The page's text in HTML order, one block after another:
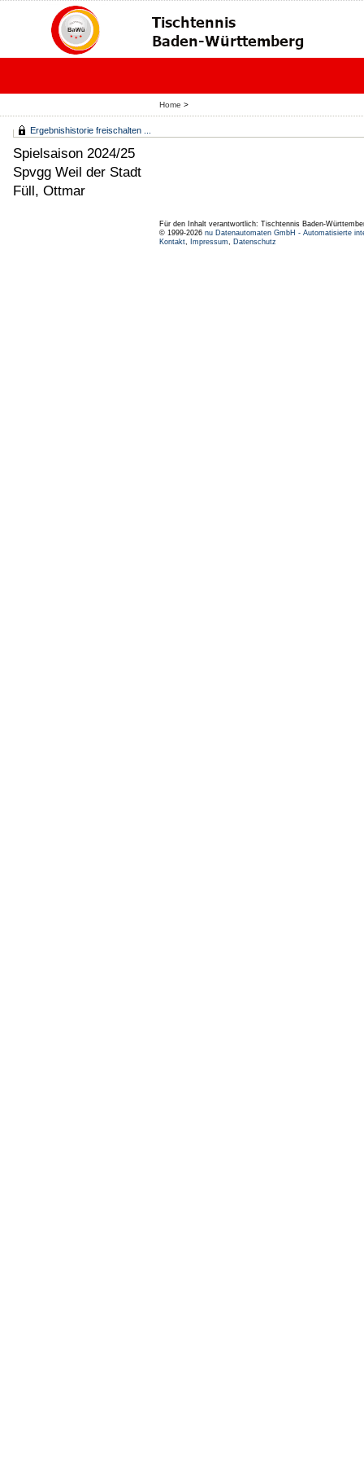
Home >
Ergebnishistorie freischalten ...
Spielsaison 2024/25
Spvgg Weil der Stadt
Füll, Ottmar
Für den Inhalt verantwortlich: Tischtennis Baden-
© 1999-2026 nu Datenautomaten GmbH - Automatisierte
Kontakt, Impressum, Datenschutz